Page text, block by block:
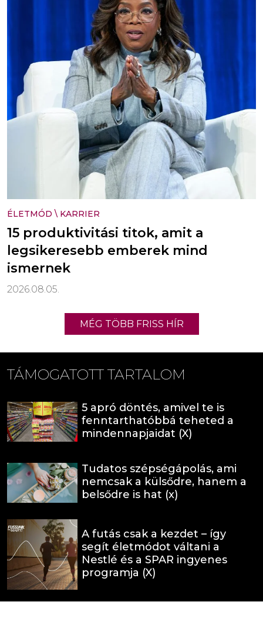
ÉLETMÓD \ KARRIER
15 produktivitási titok, amit a
legsikeresebb emberek mind
ismernek
2026.08.05.
MÉG TÖBB FRISS HÍR
TÁMOGATOTT TARTALOM
5 apró döntés, amivel te is
fenntarthatóbbá teheted a
mindennapjaidat (X)
Tudatos szépségápolás, ami
nemcsak a külsődre, hanem a
belsődre is hat (x)
A futás csak a kezdet – így
segít életmódot váltani a
Nestlé és a SPAR ingyenes
programja (X)